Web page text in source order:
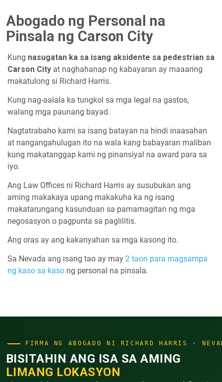
Abogado ng Personal na
Pinsala ng Carson City
Kung nasugatan ka sa isang aksidente sa pedestrian sa
Carson City at naghahanap ng kabayaran ay maaaring
makatulong si Richard Harris.
Kung nag-aalala ka tungkol sa mga legal na gastos,
walang mga paunang bayad.
Nagtatrabaho kami sa isang batayan na hindi inaasahan
at nangangahulugan ito na wala kang babayaran maliban
kung makatanggap kami ng pinansiyal na award para sa
iyo.
Ang Law Offices ni Richard Harris ay susubukan ang
aming makakaya upang makakuha ka ng isang
makatarungang kasunduan sa pamamagitan ng mga
negosasyon o pagpunta sa paglilitis.
Ang oras ay ang kakanyahan sa mga kasong ito.
Sa Nevada ang isang tao ay may 2 taon para magsampa
ng kaso sa kaso ng personal na pinsala.
FIRMA NG ABOGADO NI RICHARD HARRIS ·
BISITAHIN ANG ISA SA AMING
LIMANG LOKASYON